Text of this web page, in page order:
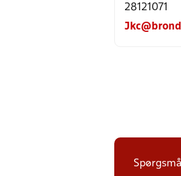
28121071